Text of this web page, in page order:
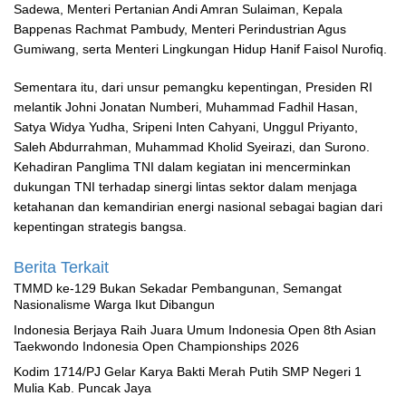
Sadewa, Menteri Pertanian Andi Amran Sulaiman, Kepala
Bappenas Rachmat Pambudy, Menteri Perindustrian Agus
Gumiwang, serta Menteri Lingkungan Hidup Hanif Faisol Nurofiq.
Sementara itu, dari unsur pemangku kepentingan, Presiden RI
melantik Johni Jonatan Numberi, Muhammad Fadhil Hasan,
Satya Widya Yudha, Sripeni Inten Cahyani, Unggul Priyanto,
Saleh Abdurrahman, Muhammad Kholid Syeirazi, dan Surono.
Kehadiran Panglima TNI dalam kegiatan ini mencerminkan
dukungan TNI terhadap sinergi lintas sektor dalam menjaga
ketahanan dan kemandirian energi nasional sebagai bagian dari
kepentingan strategis bangsa.
Berita Terkait
TMMD ke-129 Bukan Sekadar Pembangunan, Semangat
Nasionalisme Warga Ikut Dibangun
Indonesia Berjaya Raih Juara Umum Indonesia Open 8th Asian
Taekwondo Indonesia Open Championships 2026
Kodim 1714/PJ Gelar Karya Bakti Merah Putih SMP Negeri 1
Mulia Kab. Puncak Jaya